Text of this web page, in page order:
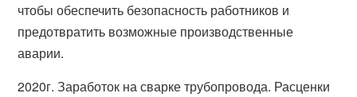
чтобы обеспечить безопасность работников и
предотвратить возможные производственные
аварии.
2020г. Заработок на сварке трубопровода. Расценки